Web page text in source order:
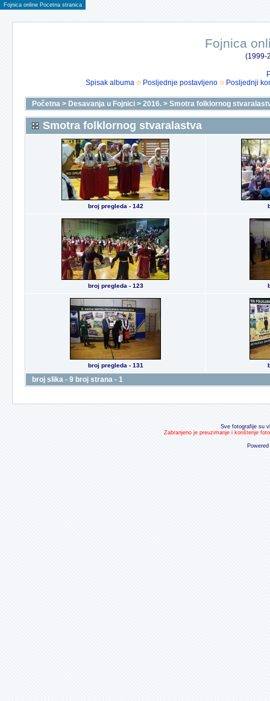
Fojnica online Pocetna stranica
Fojnica
(1999-
Spisak albuma
Posljednje postavljeno Posljednji
Početna > Desavanja u Fojnici > 2016. > Smotra folklornog
Smotra folklornog stvaralastva
broj pregleda - 142
broj pregleda - 123
broj pregleda - 131
broj slika - 9 broj strana - 1
Sve fotografije su
Zabranjeno je preuzimanje i korištenje